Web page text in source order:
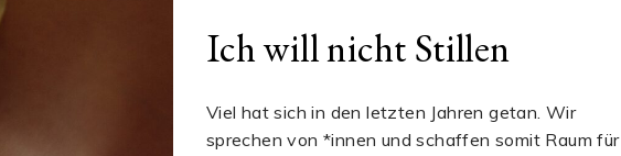
Ich will nicht Stillen
Viel hat sich in den letzten Jahren getan. Wir
sprechen von *innen und schaffen somit Raum für